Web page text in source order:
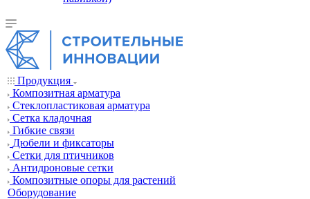
Продукция
Композитная арматура
Cтеклопластиковая арматура
Сетка кладочная
Гибкие связи
Дюбели и фиксаторы
Сетки для птичников
Антидроновые сетки
Композитные опоры для растений
Оборудование